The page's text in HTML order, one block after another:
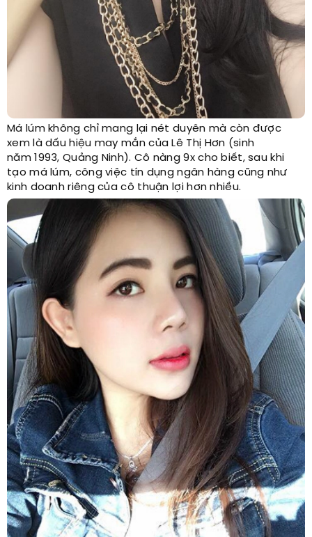
Má lúm không chỉ mang lại nét duyên mà còn được
xem là dấu hiệu may mắn của Lê Thị Hơn (sinh
năm 1993, Quảng Ninh). Cô nàng 9x cho biết, sau khi
tạo má lúm, công việc tín dụng ngân hàng cũng như
kinh doanh riêng của cô thuận lợi hơn nhiều.